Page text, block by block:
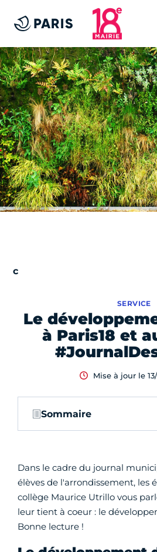
Le
à Paris18 et
SERVICE
Mise à jour le
Sommaire
Dans le cadre du journal
élèves de l'arrondissement, les
collège Maurice Utrillo vous
leur tient à coeur : le
Bonne lecture !